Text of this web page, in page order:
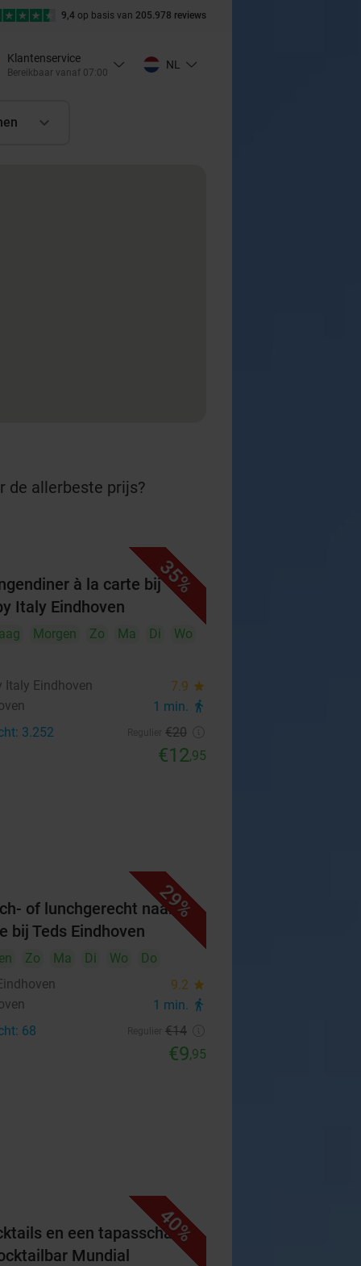
9,4 op basis van 205.978 reviews
Klantenservice
Bereikbaar vanaf 07:00
NL
de allerbeste prijs?
35%
à la carte bij
Italy Eindhoven
Morgen Zo Ma Di
Wo
Italy Eindhoven
7.9 star
1 min. directions_walk
3.252 €20
€12,95
29%
of lunchgerecht naar
bij Teds Eindhoven
Zo Ma Di Wo
Do
9.2 star
1 min. directions_walk
68 €14
€9,95
40%
en een tapasschaal
Mundial